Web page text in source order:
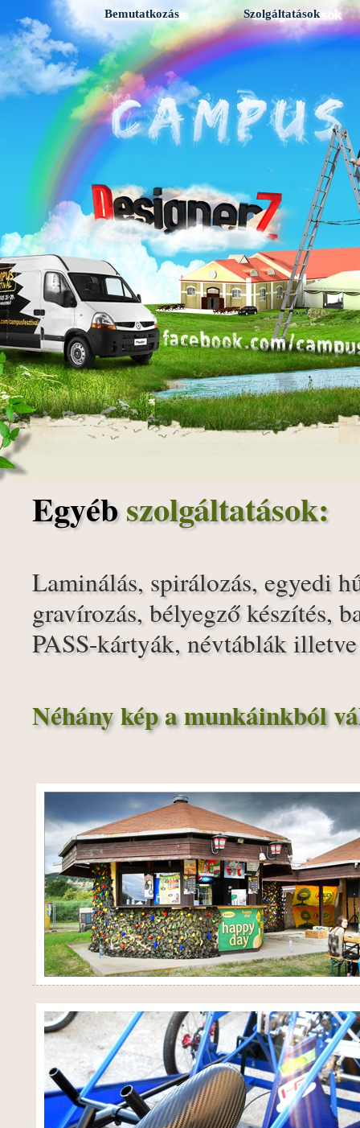
Bemutatkozás Szolgáltatások
Egyébszolgáltatások:
Laminálás, spirálozás, egyedi
gravírozás, bélyegző készítés,
PASS-kártyák, névtáblák
Néhány kép a munkáinkból